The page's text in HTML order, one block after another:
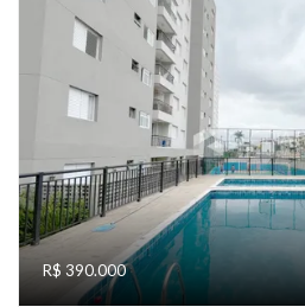
R$ 390.000